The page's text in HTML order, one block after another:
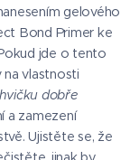
gelového
Bond Primer ke
jde o tento
vlastnosti
dobře
a zamezení
Ujistěte se, že